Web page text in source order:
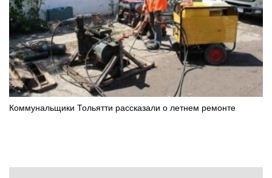
Коммунальщики Тольятти рассказали о летнем ремонте